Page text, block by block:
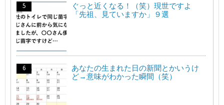
ぐっと近くなる！（笑）現世ですよ
「先祖、見ていますか」９選
あなたの生まれた日の新聞とかいうけ
ど→意味がわかった瞬間（笑）